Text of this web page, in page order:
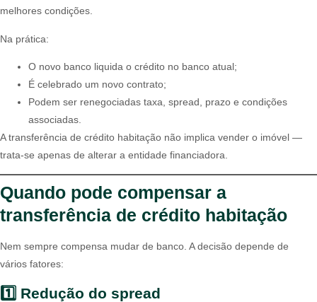
melhores condições.
Na prática:
O novo banco liquida o crédito no banco atual;
É celebrado um novo contrato;
Podem ser renegociadas taxa, spread, prazo e condições
associadas.
A transferência de crédito habitação não implica vender o imóvel —
trata-se apenas de alterar a entidade financiadora.
Quando pode compensar a
transferência de crédito habitação
Nem sempre compensa mudar de banco. A decisão depende de
vários fatores:
1️⃣ Redução do spread